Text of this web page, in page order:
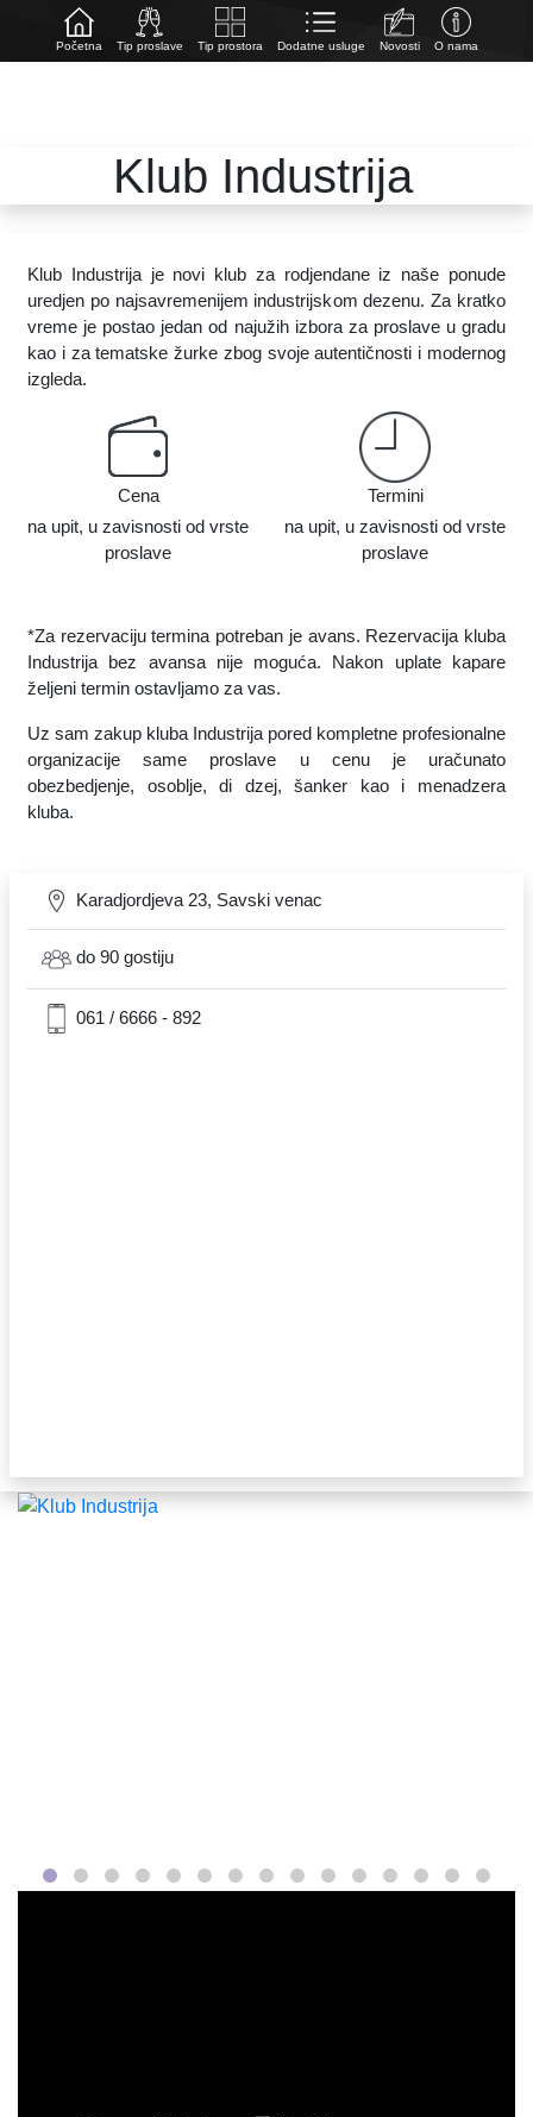
Početna Tip proslave Tip prostora Dodatne usluge Novosti O nama
Klub Industrija
Klub Industrija je novi klub za rodjendane iz naše ponude
uredjen po najsavremenijem industrijskom dezenu. Za kratko
vreme je postao jedan od najužih izbora za proslave u gradu
kao i za tematske žurke zbog svoje autentičnosti i modernog
izgleda.
Cena
na upit, u zavisnosti od vrste
proslave
Termini
na upit, u zavisnosti od vrste
proslave
*Za rezervaciju termina potreban je avans. Rezervacija kluba
Industrija bez avansa nije moguća. Nakon uplate kapare
željeni termin ostavljamo za vas.
Uz sam zakup kluba Industrija pored kompletne profesionalne
organizacije same proslave u cenu je uračunato
obezbedjenje, osoblje, di dzej, šanker kao i menadzera
kluba.
Karadjordjeva 23, Savski venac
do 90 gostiju
061 / 6666 - 892